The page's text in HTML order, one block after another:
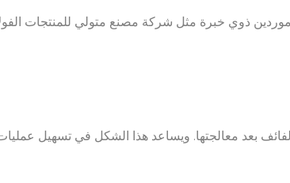
ذوي خبرة مثل شركة مصنع متولي للمنتجات
بعد معالجتها. ويساعد هذا الشكل في تسهيل عمليات